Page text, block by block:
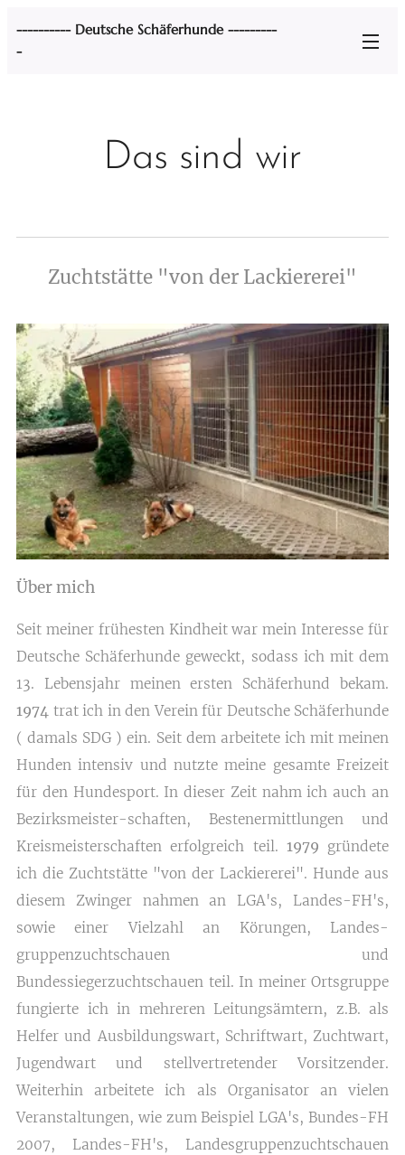
---------- Deutsche Schäferhunde ---------
-
Das sind wir
Zuchtstätte "von der Lackiererei"
Über mich
Seit meiner frühesten Kindheit war mein Interesse für
Deutsche Schäferhunde geweckt, sodass ich mit dem
13. Lebensjahr meinen ersten Schäferhund bekam.
1974 trat ich in den Verein für Deutsche Schäferhunde
( damals SDG ) ein. Seit dem arbeitete ich mit meinen
Hunden intensiv und nutzte meine gesamte Freizeit
für den Hundesport. In dieser Zeit nahm ich auch an
Bezirksmeister-schaften, Bestenermittlungen und
Kreismeisterschaften erfolgreich teil. 1979 gründete
ich die Zuchtstätte "von der Lackiererei". Hunde aus
diesem Zwinger nahmen an LGA's, Landes-FH's,
sowie einer Vielzahl an Körungen, Landes-
gruppenzuchtschauen und
Bundessiegerzuchtschauen teil. In meiner Ortsgruppe
fungierte ich in mehreren Leitungsämtern, z.B. als
Helfer und Ausbildungswart, Schriftwart, Zuchtwart,
Jugendwart und stellvertretender Vorsitzender.
Weiterhin arbeitete ich als Organisator an vielen
Veranstaltungen, wie zum Beispiel LGA's, Bundes-FH
2007, Landes-FH's, Landesgruppenzuchtschauen